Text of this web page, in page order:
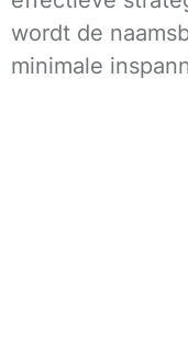
wordt de
minimale